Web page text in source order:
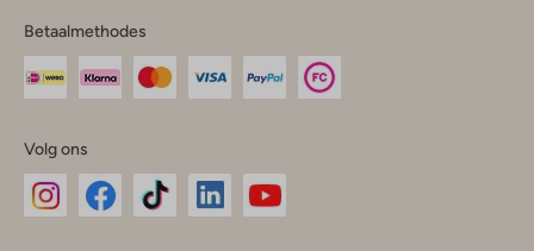
Betaalmethodes
Volg ons